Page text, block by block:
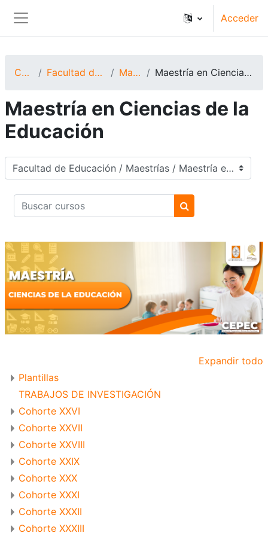
Panel lateral
Acceder
Cursos Facultad de Educación Maestrías Maestría en Ciencias de la Educación
Maestría en Ciencias de la
Educación
Categorías
Buscar cursos
Buscar cursos
Expandir todo
Plantillas
TRABAJOS DE INVESTIGACIÓN
Cohorte XXVI
Cohorte XXVII
Cohorte XXVIII
Cohorte XXIX
Cohorte XXX
Cohorte XXXI
Cohorte XXXII
Cohorte XXXIII